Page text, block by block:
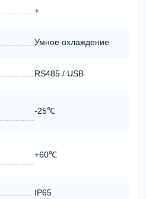
+
Умное охлаждение
RS485 / USB
-25℃
+60℃
IP65